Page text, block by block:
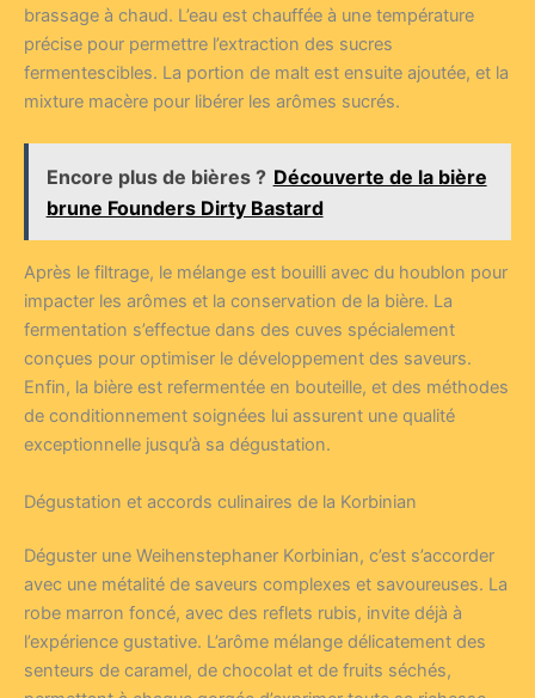
brassage à chaud. L’eau est chauffée à une température
précise pour permettre l’extraction des sucres
fermentescibles. La portion de malt est ensuite ajoutée, et la
mixture macère pour libérer les arômes sucrés.
Encore plus de bières ? Découverte de la bière
brune Founders Dirty Bastard
Après le filtrage, le mélange est bouilli avec du houblon pour
impacter les arômes et la conservation de la bière. La
fermentation s’effectue dans des cuves spécialement
conçues pour optimiser le développement des saveurs.
Enfin, la bière est refermentée en bouteille, et des méthodes
de conditionnement soignées lui assurent une qualité
exceptionnelle jusqu’à sa dégustation.
Dégustation et accords culinaires de la Korbinian
Déguster une Weihenstephaner Korbinian, c’est s’accorder
avec une métalité de saveurs complexes et savoureuses. La
robe marron foncé, avec des reflets rubis, invite déjà à
l’expérience gustative. L’arôme mélange délicatement des
senteurs de caramel, de chocolat et de fruits séchés,